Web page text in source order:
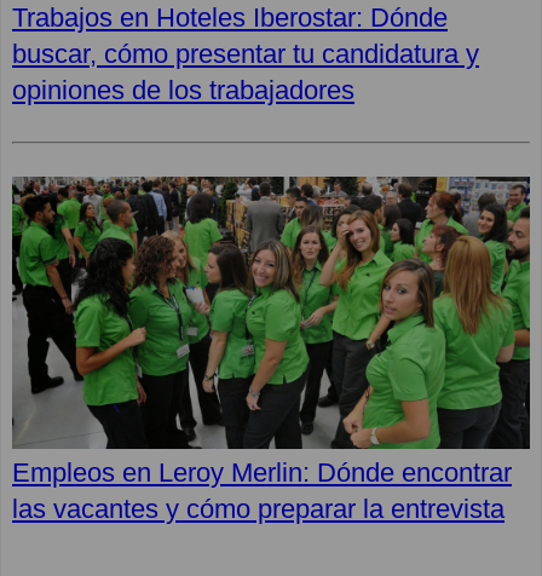
Trabajos en Hoteles Iberostar: Dónde
buscar, cómo presentar tu candidatura y
opiniones de los trabajadores
Empleos en Leroy Merlin: Dónde encontrar
las vacantes y cómo preparar la entrevista